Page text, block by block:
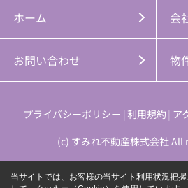
ホーム 会
お問い合わせ 物
プライバシーポリシー 利用規約 ア
(c) すみれ不動産株式会社
当サイトでは、お客様の当サイト利用状況把